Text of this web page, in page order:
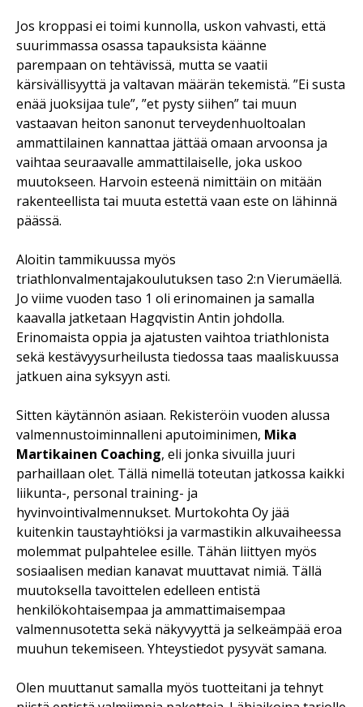
Jos kroppasi ei toimi kunnolla, uskon vahvasti, että
suurimmassa osassa tapauksista käänne
parempaan on tehtävissä, mutta se vaatii
kärsivällisyyttä ja valtavan määrän tekemistä. ”Ei susta
enää juoksijaa tule”, ”et pysty siihen” tai muun
vastaavan heiton sanonut terveydenhuoltoalan
ammattilainen kannattaa jättää omaan arvoonsa ja
vaihtaa seuraavalle ammattilaiselle, joka uskoo
muutokseen. Harvoin esteenä nimittäin on mitään
rakenteellista tai muuta estettä vaan este on lähinnä
päässä.
Aloitin tammikuussa myös
triathlonvalmentajakoulutuksen taso 2:n Vierumäellä.
Jo viime vuoden taso 1 oli erinomainen ja samalla
kaavalla jatketaan Hagqvistin Antin johdolla.
Erinomaista oppia ja ajatusten vaihtoa triathlonista
sekä kestävyysurheilusta tiedossa taas maaliskuussa
jatkuen aina syksyyn asti.
Sitten käytännön asiaan. Rekisteröin vuoden alussa
valmennustoiminnalleni aputoiminimen, Mika
Martikainen Coaching, eli jonka sivuilla juuri
parhaillaan olet. Tällä nimellä toteutan jatkossa kaikki
liikunta-, personal training- ja
hyvinvointivalmennukset. Murtokohta Oy jää
kuitenkin taustayhtiöksi ja varmastikin alkuvaiheessa
molemmat pulpahtelee esille. Tähän liittyen myös
sosiaalisen median kanavat muuttavat nimiä. Tällä
muutoksella tavoittelen edelleen entistä
henkilökohtaisempaa ja ammattimaisempaa
valmennusotetta sekä näkyvyyttä ja selkeämpää eroa
muuhun tekemiseen. Yhteystiedot pysyvät samana.
Olen muuttanut samalla myös tuotteitani ja tehnyt